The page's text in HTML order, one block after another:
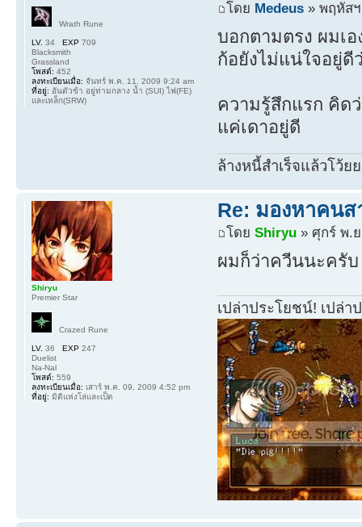
โดย Medeus » พฤหัสฯ
บอกตามตรง ผมเ
ก้อยังไม่แน่ใจอยู่ดี
ความรู้สึกแรก คิด
แค่เดาอยู่ดี
ล้างหนี้สำเร็จแล้วโว้ย
Wrath Rune
LV. 34 EXP 709
Blacksmith
Grassland
โพสต์: 452
ลงทะเบียนเมื่อ: จันทร์ พ.ค. 11, 2009 9:24 am
ที่อยู่: อันตัวข้า อยู่ท่ามกลาง น้ำ (SUI) ไฟ(FE)
และเหล็ก(SRW)
Re: มองหาคน
โดยShiryu » ศุกร์ พ.ย
ผมก็ว่าควีนนะครั
เปล่าประโยชน์! เปล่า
Shiryu
Premier Star
Crazed Rune
LV. 36 EXP 247
Duelist
Na-Nal
โพสต์: 559
ลงทะเบียนเมื่อ: เสาร์ พ.ค. 09, 2009 4:52 pm
ที่อยู่: มิติแห่งโล่และเป็ด